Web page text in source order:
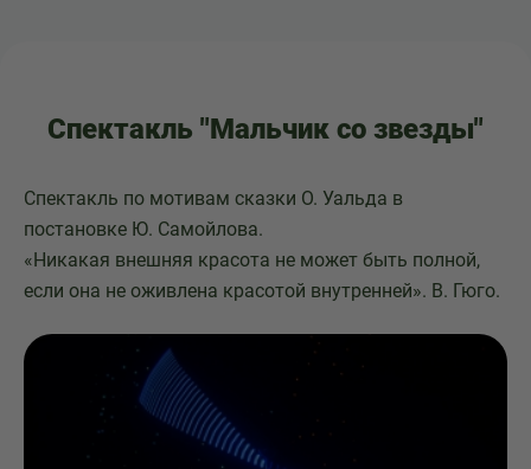
Спектакль "Мальчик со звезды"
Спектакль по мотивам сказки О. Уальда в
постановке Ю. Самойлова.
«Никакая внешняя красота не может быть полной,
если она не оживлена красотой внутренней». В. Гюго.